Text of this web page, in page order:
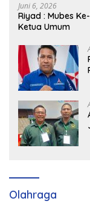
Juni 6, 2026
Riyad : Mubes
Ketua Umum
Olahraga